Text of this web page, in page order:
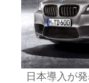
日本導入が